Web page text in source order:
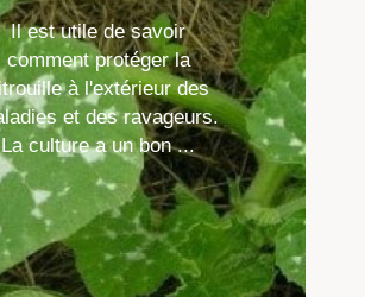
Il est utile de savoir
comment protéger la
à l'extérieur des
et des ravageurs.
La culture a un bon ...